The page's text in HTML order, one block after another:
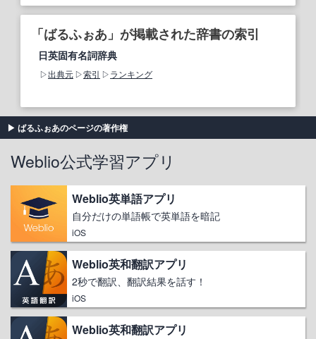
「ばるふぉあ」が掲載された辞書の索引
日英固有名詞辞典
出典元 索引 ランキング
ばるふぉあのページの著作権
Weblio公式学習アプリ
Weblio英単語アプリ
自分だけの単語帳で英単語を暗記
iOS
Weblio英和翻訳アプリ
2秒で翻訳、翻訳結果を話す！
iOS
Weblio英和翻訳アプリ